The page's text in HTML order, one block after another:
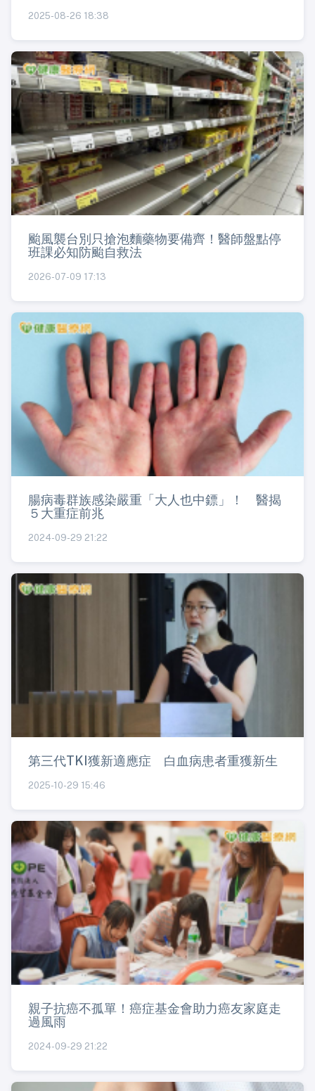
2025-08-26 18:38
颱風襲台別只搶泡麵藥物要備齊！醫師盤點停
班課必知防颱自救法
2026-07-09 17:13
腸病毒群族感染嚴重「大人也中鏢」！ 醫揭
５大重症前兆
2024-09-29 21:22
第三代TKI獲新適應症 白血病患者重獲新生
2025-10-29 15:46
親子抗癌不孤單！癌症基金會助力癌友家庭走
過風雨
2024-09-29 21:22